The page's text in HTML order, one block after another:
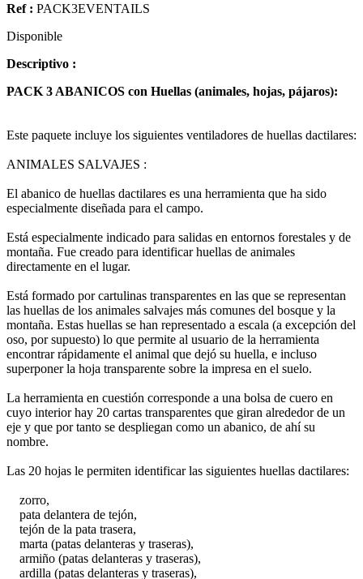
Ref : PACK3EVENTAILS
Disponible
Descriptivo :
PACK 3 ABANICOS con Huellas (animales, hojas, pájaros):
Este paquete incluye los siguientes ventiladores de huellas dactilares:
ANIMALES SALVAJES :
El abanico de huellas dactilares es una herramienta que ha sido
especialmente diseñada para el campo.
Está especialmente indicado para salidas en entornos forestales y de
montaña. Fue creado para identificar huellas de animales
directamente en el lugar.
Está formado por cartulinas transparentes en las que se representan
las huellas de los animales salvajes más comunes del bosque y la
montaña. Estas huellas se han representado a escala (a excepción del
oso, por supuesto) lo que permite al usuario de la herramienta
encontrar rápidamente el animal que dejó su huella, e incluso
superponer la hoja transparente sobre la impresa en el suelo.
La herramienta en cuestión corresponde a una bolsa de cuero en
cuyo interior hay 20 cartas transparentes que giran alrededor de un
eje y que por tanto se despliegan como un abanico, de ahí su
nombre.
Las 20 hojas le permiten identificar las siguientes huellas dactilares:
zorro,
pata delantera de tejón,
tejón de la pata trasera,
marta (patas delanteras y traseras),
armiño (patas delanteras y traseras),
ardilla (patas delanteras y traseras),